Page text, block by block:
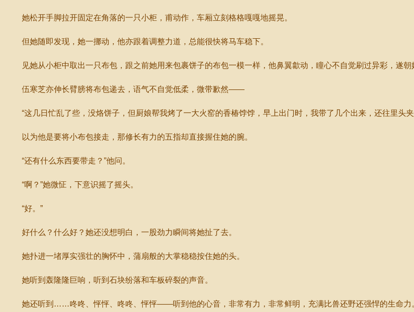
她松开手脚拉开固定在角落的一只小柜，甫动作，车厢立刻格格嘎嘎地摇晃。
但她随即发现，她一挪动，他亦跟着调整力道，总能很快将马车稳下。
见她从小柜中取出一只布包，跟之前她用来包裹饼子的布包一模一样，他鼻翼歙动，瞳心不自觉刷过异彩，遂朝
伍寒芝亦伸长臂膀将布包递去，语气不自觉低柔，微带歉然——
“这几日忙乱了些，没烙饼子，但厨娘帮我烤了一大火窑的香椿饽饽，早上出门时，我带了几个出来，还往里头
以为他是要将小布包接走，那修长有力的五指却直接握住她的腕。
“还有什么东西要带走？”他问。
“啊？”她微怔，下意识摇了摇头。
“好。”
好什么？什么好？她还没想明白，一股劲力瞬间将她扯了去。
她扑进一堵厚实强壮的胸怀中，蒲扇般的大掌稳稳按住她的头。
她听到轰隆隆巨响，听到石块纷落和车板碎裂的声音。
她还听到……咚咚、怦怦、咚咚、怦怦——听到他的心音，非常有力，非常鲜明，充满比兽还野还强悍的生命力